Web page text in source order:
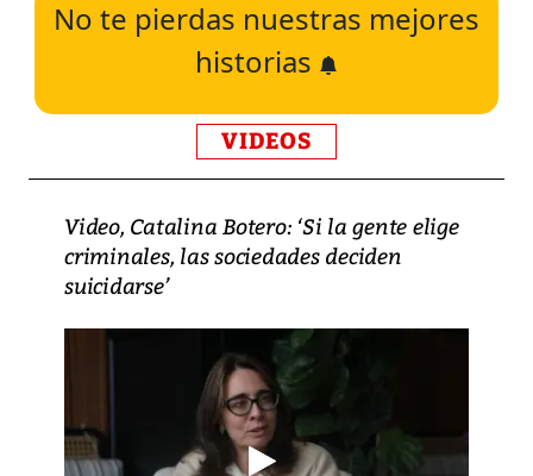
No te pierdas nuestras mejores
historias
VIDEOS
Video, Catalina Botero: ‘Si la gente elige
criminales, las sociedades deciden
suicidarse’